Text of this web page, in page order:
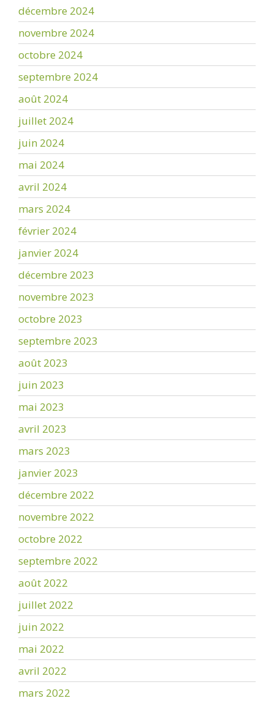
décembre 2024
novembre 2024
octobre 2024
septembre 2024
août 2024
juillet 2024
juin 2024
mai 2024
avril 2024
mars 2024
février 2024
janvier 2024
décembre 2023
novembre 2023
octobre 2023
septembre 2023
août 2023
juin 2023
mai 2023
avril 2023
mars 2023
janvier 2023
décembre 2022
novembre 2022
octobre 2022
septembre 2022
août 2022
juillet 2022
juin 2022
mai 2022
avril 2022
mars 2022